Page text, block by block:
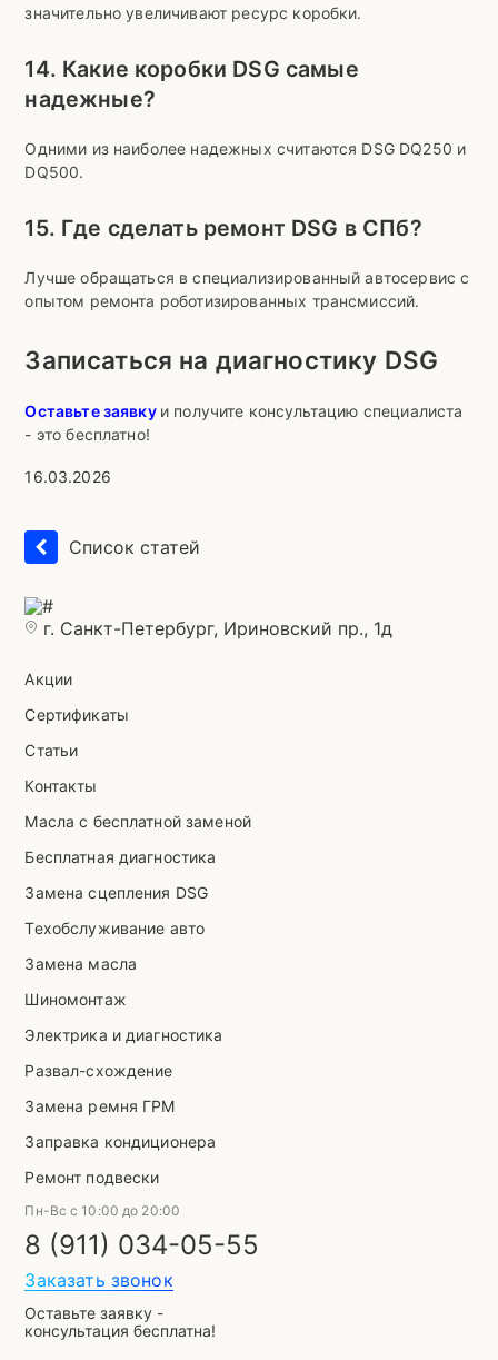
значительно увеличивают ресурс коробки.
14. Какие коробки DSG самые
надежные?
Одними из наиболее надежных считаются DSG DQ250 и
DQ500.
15. Где сделать ремонт DSG в СПб?
Лучше обращаться в специализированный автосервис с
опытом ремонта роботизированных трансмиссий.
Записаться на диагностику DSG
Оставьте заявку и получите консультацию специалиста
- это бесплатно!
16.03.2026
Список статей
г. Санкт-Петербург, Ириновский пр., 1д
Акции
Сертификаты
Статьи
Контакты
Масла с бесплатной заменой
Бесплатная диагностика
Замена сцепления DSG
Техобслуживание авто
Замена масла
Шиномонтаж
Электрика и диагностика
Развал-схождение
Замена ремня ГРМ
Заправка кондиционера
Ремонт подвески
Пн-Вс с 10:00 до 20:00
8 (911) 034-05-55
Заказать звонок
Оставьте заявку -
консультация бесплатна!